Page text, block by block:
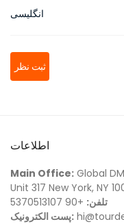
انگلیسی
ثبت نظر
اطلاعات
Main Office: Global
Unit 317 New York, NY
تلفن: +90 5370513107
پست الکترونیک: